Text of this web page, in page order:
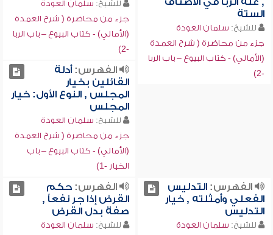
الستة
للشيخ: سلمان العودة
جزء من محاضرة ( شرح العمدة
(الأمالي) - كتاب البيوع – باب الربا
-2)
للشيخ: سلمان العودة
جزء من محاضرة ( شرح العمدة
(الأمالي) - كتاب البيوع – باب الربا
-2)
الفهرس:أدلة
القائلين بخيار
المجلس , النوع الأول: خيار
المجلس
للشيخ: سلمان العودة
جزء من محاضرة ( شرح العمدة
(الأمالي) - كتاب البيوع – باب
الخيار -1)
الفهرس:التدليس
الفعلي وأمثلته , خيار
التدليس
للشيخ: سلمان العودة
الفهرس:حكم
القرض إذا جر نفعاً ,
صفة بدل القرض
للشيخ: سلمان العودة